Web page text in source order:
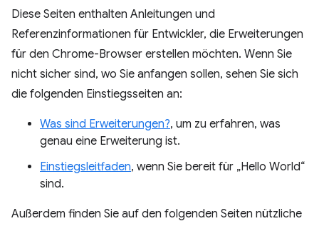
Diese Seiten enthalten Anleitungen und
Referenzinformationen für Entwickler, die Erweiterungen
für den Chrome-Browser erstellen möchten. Wenn Sie
nicht sicher sind, wo Sie anfangen sollen, sehen Sie sich
die folgenden Einstiegsseiten an:
Was sind Erweiterungen?, um zu erfahren, was
genau eine Erweiterung ist.
Einstiegsleitfaden, wenn Sie bereit für „Hello World“
sind.
Außerdem finden Sie auf den folgenden Seiten nützliche